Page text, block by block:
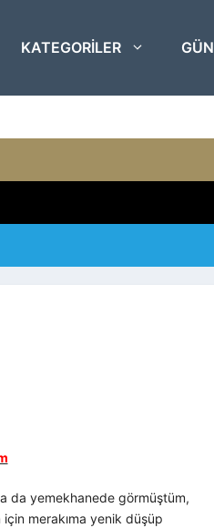
KATEGORILER
da yemekhanede görmüştüm,
merakıma yenik düşüp